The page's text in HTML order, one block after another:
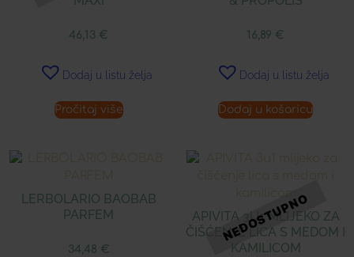
46,13 €
Dodaj u listu želja
Pročitaj više
16,89 €
Dodaj u listu želja
Dodaj u košaricu
LERBOLARIO BAOBAB
PARFEM
34,48 €
APIVITA 3U1 MLIJEKO ZA
ČIŠĆENJE LICA S MEDOM I
KAMILICOM